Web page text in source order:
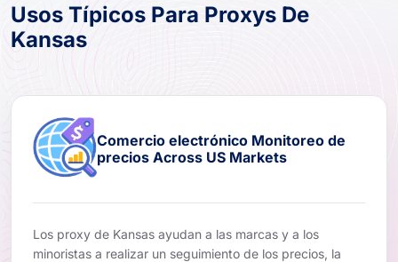
Usos Típicos Para Proxys De
Kansas
Comercio electrónico Monitoreo de
precios Across US Markets
Los proxy de Kansas ayudan a las marcas y a los
minoristas a realizar un seguimiento de los precios, la